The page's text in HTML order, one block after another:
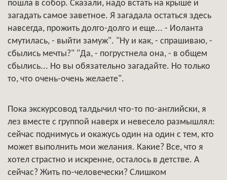
пошла в собор. Сказали, надо встать на крыше и
загадать самое заветное. Я загадала остаться здесь
навсегда, прожить долго-долго и еще... - Иоланта
смутилась, - выйти замуж". "Ну и как, - спрашиваю, -
сбылись мечты?" "Да, - погрустнела она, - в общем
сбылись... Но вы обязательно загадайте. Но только
то, что очень-очень желаете".
Пока экскурсовод талдычил что-то по-английски, я
лез вместе с группой наверх и невесело размышлял:
сейчас поднимусь и окажусь один на один с тем, кто
может выполнить мои желания. Какие? Все, что я
хотел страстно и искренне, осталось в детстве. А
сейчас? Жить по-человечески? Слишком